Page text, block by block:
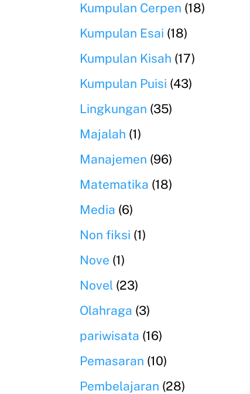
Kumpulan Cerpen (18)
Kumpulan Esai (18)
Kumpulan Kisah (17)
Kumpulan Puisi (43)
Lingkungan (35)
Majalah (1)
Manajemen (96)
Matematika (18)
Media (6)
Non fiksi (1)
Nove (1)
Novel (23)
Olahraga (3)
pariwisata (16)
Pemasaran (10)
Pembelajaran (28)